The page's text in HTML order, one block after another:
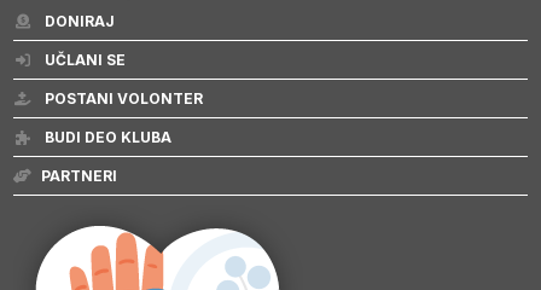
DONIRAJ
UČLANI SE
POSTANI VOLONTER
BUDI DEO KLUBA
PARTNERI